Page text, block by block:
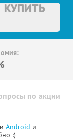
КУПИТЬ
по акции
Android и
:)